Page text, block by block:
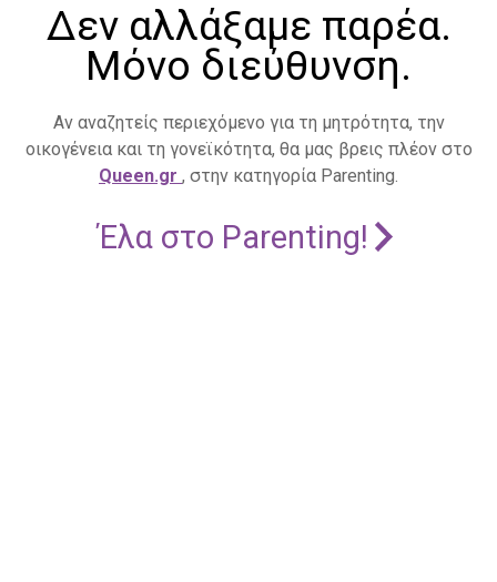
Δεν αλλάξαμε παρέα.
Μόνο διεύθυνση.
Αν αναζητείς περιεχόμενο για τη μητρότητα, την
οικογένεια και τη γονεϊκότητα, θα μας βρεις πλέον στο
Queen.gr , στην κατηγορία Parenting.
Έλα στο Parenting!